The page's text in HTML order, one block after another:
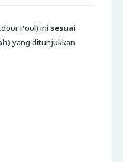
Pool) ini sesuai
yang ditunjukkan